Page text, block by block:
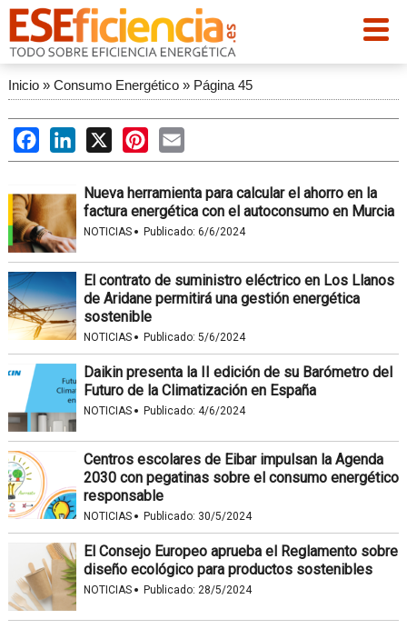
Inicio» Consumo Energético» Página 45
FacebookLinkedIn
X PinterestEmail
Nueva herramienta para calcular el ahorro en la
factura energética con el autoconsumo en Murcia
NOTICIAS · Publicado: 6/6/2024
El contrato de suministro eléctrico en Los Llanos
de Aridane permitirá una gestión energética
sostenible
NOTICIAS · Publicado: 5/6/2024
Daikin presenta la II edición de su Barómetro del
Futuro de la Climatización en España
NOTICIAS · Publicado: 4/6/2024
Centros escolares de Eibar impulsan la Agenda
2030 con pegatinas sobre el consumo energético
responsable
NOTICIAS · Publicado: 30/5/2024
El Consejo Europeo aprueba el Reglamento sobre
diseño ecológico para productos sostenibles
NOTICIAS · Publicado: 28/5/2024